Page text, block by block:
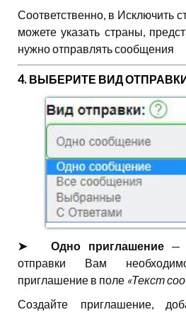
Соответственно, в Исключить
можете указать страны,
нужно отправлять сообщения
4. ВЫБЕРИТЕ ВИД
➤⠀⠀ Одно приглашение —
отправки Вам
приглашение в поле «Текст
Создайте приглашение,